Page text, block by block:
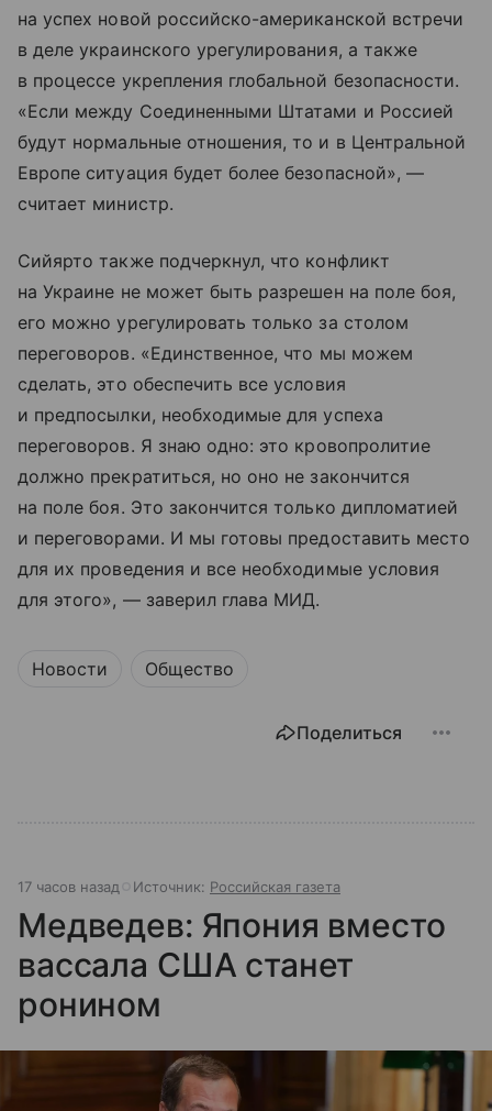
на успех новой российско-американской встречи
в деле украинского урегулирования, а также
в процессе укрепления глобальной безопасности.
«Если между Соединенными Штатами и Россией
будут нормальные отношения, то и в Центральной
Европе ситуация будет более безопасной», —
считает министр.
Сийярто также подчеркнул, что конфликт
на Украине не может быть разрешен на поле боя,
его можно урегулировать только за столом
переговоров. «Единственное, что мы можем
сделать, это обеспечить все условия
и предпосылки, необходимые для успеха
переговоров. Я знаю одно: это кровопролитие
должно прекратиться, но оно не закончится
на поле боя. Это закончится только дипломатией
и переговорами. И мы готовы предоставить место
для их проведения и все необходимые условия
для этого», — заверил глава МИД.
Новости Общество
Поделиться
17 часов назад Источник: Российская газета
Медведев: Япония вместо
вассала США станет
ронином